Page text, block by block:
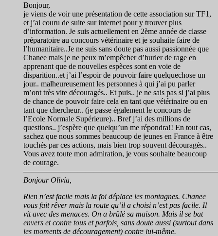
Bonjour,
je viens de voir une présentation de cette association sur TF1,
et j’ai couru de suite sur internet pour y trouver plus
d’information. Je suis actuellement en 2ème année de classe
préparatoire au concours vétérinaire et je souhaite faire de
l’humanitaire..Je ne suis sans doute pas aussi passionnée que
Chanee mais je ne peux m’empêcher d’hurler de rage en
apprenant que de nouvelles espèces sont en voie de
disparition..et j’ai l’espoir de pouvoir faire quelquechose un
jour.. malheureusement les personnes à qui j’ai pu parler
m’ont très vite découragés.. Et puis.. je ne sais pas si j’ai plus
de chance de pouvoir faire cela en tant que vétérinaire ou en
tant que chercheur.. (je passe également le concours de
l’Ecole Normale Supérieure).. Bref j’ai des millions de
questions.. j’espère que quelqu’un me répondra!! En tout cas,
sachez que nous sommes beaucoup de jeunes en France à être
touchés par ces actions, mais bien trop souvent découragés..
Vous avez toute mon admiration, je vous souhaite beaucoup
de courage.
Bonjour Olivia,
Rien n’est facile mais la foi déplace les montagnes. Chanee
vous fait rêver mais la route qu’il a choisi n’est pas facile. Il
vit avec des menaces. On a brûlé sa maison. Mais il se bat
envers et contre tous et parfois, sans doute aussi (surtout dans
les moments de découragement) contre lui-même.